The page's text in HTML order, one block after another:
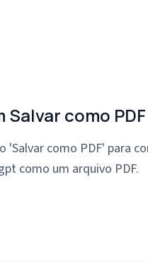
Salvar como PDF
'Salvar como PDF' para
como um arquivo PDF.